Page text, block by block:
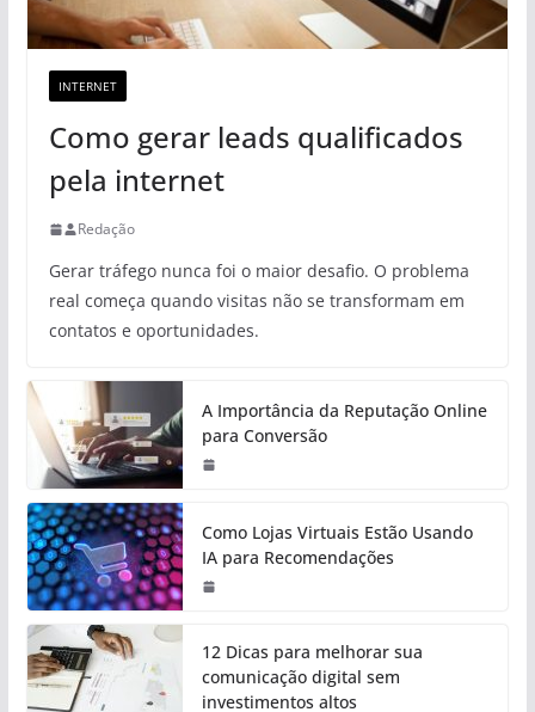
INTERNET
Como gerar leads qualificados
pela internet
Redação
Gerar tráfego nunca foi o maior desafio. O problema
real começa quando visitas não se transformam em
contatos e oportunidades.
A Importância da Reputação Online
para Conversão
Como Lojas Virtuais Estão Usando
IA para Recomendações
12 Dicas para melhorar sua
comunicação digital sem
investimentos altos